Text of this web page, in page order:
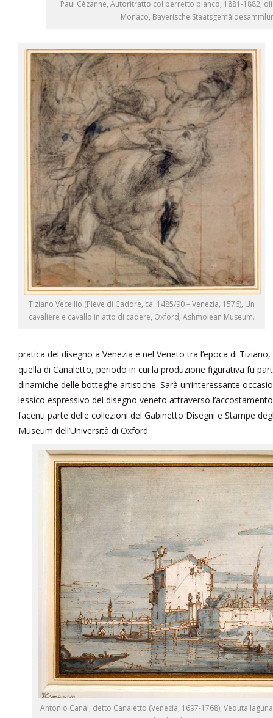
Paul Cézanne, Autoritratto col berretto bianco, 1881-1882,
Monaco, Bayerische
Tiziano Vecellio (Pieve di Cadore, ca. 1485/90 – Venezia, 1576), Un
cavaliere e cavallo in atto di cadere, Oxford, Ashmolean Museum.
pratica del disegno a Venezia e nel Veneto tra l’epoca di
quella di Canaletto, periodo in cui la produzione figurativa fu
dinamiche delle botteghe artistiche. Sarà un’interessante
lessico espressivo del disegno veneto attraverso
facenti parte delle collezioni del Gabinetto Disegni e Stampe
Museum dell’Università di Oxford.
Antonio Canal, detto Canaletto (Venezia, 1697-1768), Veduta